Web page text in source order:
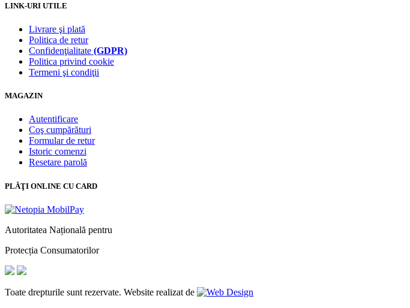
LINK-URI UTILE
Livrare şi plată
Politica de retur
Confidenţialitate (GDPR)
Politica privind cookie
Termeni şi condiţii
MAGAZIN
Autentificare
Coş cumpărături
Formular de retur
Istoric comenzi
Resetare parolă
PLĂŢI ONLINE CU CARD
Autoritatea Națională pentru
Protecția Consumatorilor
Toate drepturile sunt rezervate. Website realizat de